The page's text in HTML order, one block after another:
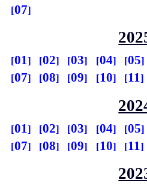
07
01 02 03 04 05
07
08 09 10 11
01 02 03 04 05
07
08 09 10 11